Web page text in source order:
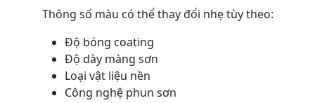
Thông số màu có thể thay đổi nhẹ tùy theo:
Độ bóng coating
Độ dày màng sơn
Loại vật liệu nền
Công nghệ phun sơn